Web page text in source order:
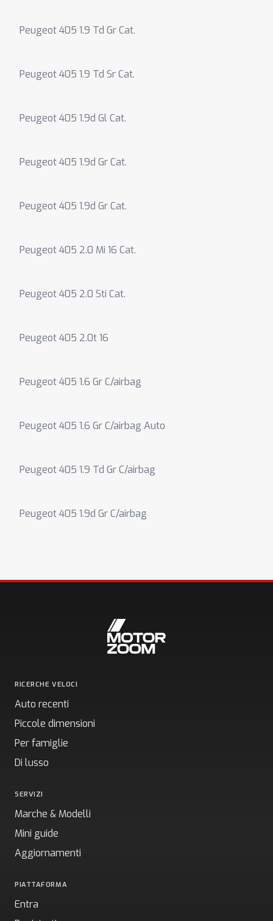
Peugeot 405 1.9 Td Gr Cat.
Peugeot 405 1.9 Td Sr Cat.
Peugeot 405 1.9d Gl Cat.
Peugeot 405 1.9d Gr Cat.
Peugeot 405 1.9d Gr Cat.
Peugeot 405 2.0 Mi 16 Cat.
Peugeot 405 2.0 Sti Cat.
Peugeot 405 2.0t 16
Peugeot 405 1.6 Gr C/airbag
Peugeot 405 1.6 Gr C/airbag Auto
Peugeot 405 1.9 Td Gr C/airbag
Peugeot 405 1.9d Gr C/airbag
RICERCHE VELOCI
Auto recenti
Piccole dimensioni
Per famiglie
Di lusso
SERVIZI
Marche & Modelli
Mini guide
Aggiornamenti
PIATTAFORMA
Entra